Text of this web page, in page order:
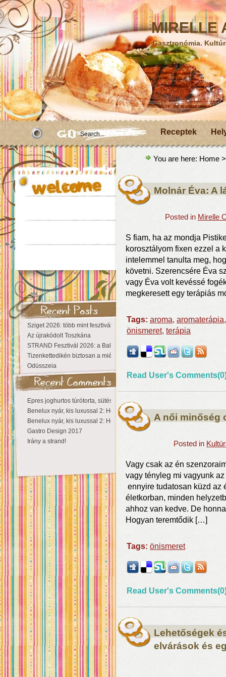
MIRELLE
Gasztronómia.
Receptek
Sziget 2026: több mint fesztivál, egy városnyi élmény
Az újrakódolt Toszkána
STRAND Fesztivál 2026: a Balaton partján a nyár még tart!
Tizenkettedikén biztosan a miénk a Sziget!
Odüsszeia
Epres joghurtos túrótorta, sütés nélkül
Benelux nyár, kis luxussal 2: Hollandia
Benelux nyár, kis luxussal 2: Hollandia
Gastro Design 2017
Irány a strand!
You are here: Home
Molnár Éva: A
Posted in Mirelle
S fiam, ha az mondja
korosztályom fixen ezzel a
intelemmel tanulta meg,
követni. Szerencsére Éva
vagy Éva volt kevéssé
megkeresett egy terápiás
Tags: aroma, aromaterápia
önismeret, terápia
Read User's
A női minőség
Posted in
Vagy csak az én
vagy tényleg mi vagyunk
ennyire tudatosan küzd az
életkorban, minden
ahhoz van kedve. De
Hogyan teremtődik […]
Tags: önismeret
Read User's
Lehetőségek
elvárások és